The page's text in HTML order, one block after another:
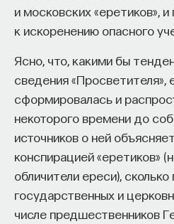
и московских «еретиков», и
к искоренению опасного
Ясно, что, какими бы
сведения «Просветителя»,
сформировалась и
некоторого времени до
источников о ней
конспирацией «еретиков»
обличители ереси),
государственных и
числе предшественников